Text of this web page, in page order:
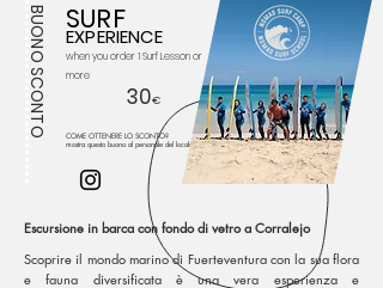
BUONO SCONTO SURF
EXPERIENCE
when you order1 Surf Lesson or
more
30€
COME OTTENERE LO SCONTO?
mostra questo buono al personale del locale
Escursione in barca con fondo di vetro a Corralejo
Scoprire il mondo marino di Fuerteventura con la sua flora
e fauna diversificata è una vera esperienza e